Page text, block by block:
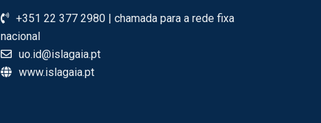
+351 22 377 2980 | chamada para a rede fixa
nacional
uo.id@islagaia.pt
www.islagaia.pt